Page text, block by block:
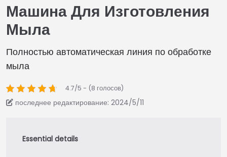
Машина Для Изготовления
Мыла
Полностью автоматическая линия по обработке
мыла
4.7/5 - (8 голосов)
последнее редактирование: 2024/5/11